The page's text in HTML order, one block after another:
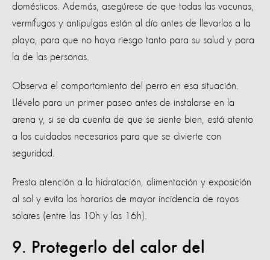
domésticos. Además, asegúrese de que todas las vacunas,
vermífugos y antipulgas están al día antes de llevarlos a la
playa, para que no haya riesgo tanto para su salud y para
la de las personas.
Observa el comportamiento del perro en esa situación.
Llévelo para un primer paseo antes de instalarse en la
arena y, si se da cuenta de que se siente bien, está atento
a los cuidados necesarios para que se divierte con
seguridad.
Presta atención a la hidratación, alimentación y exposición
al sol y evita los horarios de mayor incidencia de rayos
solares (entre las 10h y las 16h).
9. Protegerlo del calor del